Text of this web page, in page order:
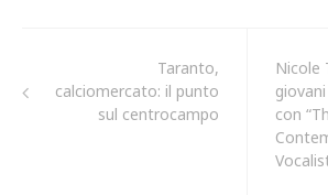
Taranto,
calciomercato: il punto
sul centrocampo
Nicole
con